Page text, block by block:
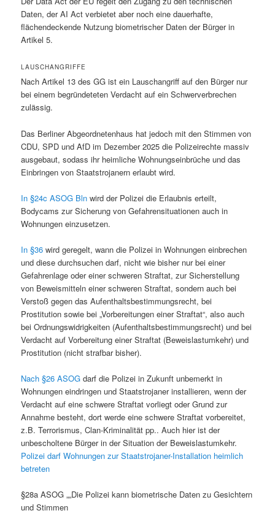
Daten, der AI Act verbietet aber noch eine dauerhafte,
flächendeckende Nutzung biometrischer Daten der Bürger in
Artikel 5.
LAUSCHANGRIFFE
Nach Artikel 13 des GG ist ein Lauschangriff auf den Bürger nur
bei einem begründeteten Verdacht auf ein Schwerverbrechen
zulässig.
Das Berliner Abgeordnetenhaus hat jedoch mit den Stimmen von
CDU, SPD und AfD im Dezember 2025 die Polizeirechte massiv
ausgebaut, sodass ihr heimliche Wohnungseinbrüche und das
Einbringen von Staatstrojanern erlaubt wird.
In §24c ASOG Bln wird der Polizei die Erlaubnis erteilt,
Bodycams zur Sicherung von Gefahrensituationen auch in
Wohnungen einzusetzen.
In §36 wird geregelt, wann die Polizei in Wohnungen einbrechen
und diese durchsuchen darf, nicht wie bisher nur bei einer
Gefahrenlage oder einer schweren Straftat, zur Sicherstellung
von Beweismitteln einer schweren Straftat, sondern auch bei
Verstoß gegen das Aufenthaltsbestimmungsrecht, bei
Prostitution sowie bei „Vorbereitungen einer Straftat“, also auch
bei Ordnungswidrigkeiten (Aufenthaltsbestimmungsrecht) und bei
Verdacht auf Vorbereitung einer Straftat (Beweislastumkehr) und
Prostitution (nicht strafbar bisher).
Nach §26 ASOGdarf die Polizei in Zukunft unbemerkt in
Wohnungen eindringen und Staatstrojaner installieren, wenn der
Verdacht auf eine schwere Straftat vorliegt oder Grund zur
Annahme besteht, dort werde eine schwere Straftat vorbereitet,
z.B. Terrorismus, Clan-Kriminalität pp.. Auch hier ist der
unbescholtene Bürger in der Situation der Beweislastumkehr.
Polizei darf Wohnungen zur Staatstrojaner-Installation heimlich
betreten
§28a ASOG „„Die Polizei kann biometrische Daten zu Gesichtern
und Stimmen